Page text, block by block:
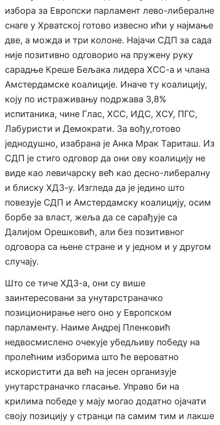
избора за Европски парламент лево-либералне
снаге у Хрватској готово извесно ићи у најмање
две, а можда и три колоне. Најачи СДП за сада
није позитивно одговорио на пружену руку
сарадње Креше Бељака лидера ХСС-а и члана
Амстердамске коалиције. Иначе ту коалицију,
коју по истраживању подржава 3,8%
испитаника, чине Глас, ХСС, ИДС, ХСУ, ПГС,
Лабуристи и Демократи. За вођу,готово
једнодушно, изабрана је Анка Мрак Тариташ. Из
СДП је стиго одговор да они ову коалицију не
виде као левичарску већ као десно-либералну
и блиску ХДЗ-у. Изгледа да је једино што
повезује СДП и Амстердамску коалицију, осим
борбе за власт, жеља да се сарађује са
Далијом Орешковић, али без позитивног
одговора са њене стране и у једном и у другом
случају.
Што се тиче ХДЗ-а, они су више
заинтересовани за унутарстраначко
позиционирање него оно у Европском
парламенту. Наиме Андреј Пленковић
недвосмислено очекује убедљиву победу на
пролећним изборима што ће вероватно
искористити да већ на јесен организује
унутарстраначко гласање. Управо би на
крилима победе у мају могао додатно ојачати
своју позицију у странци па самим тим и лакше